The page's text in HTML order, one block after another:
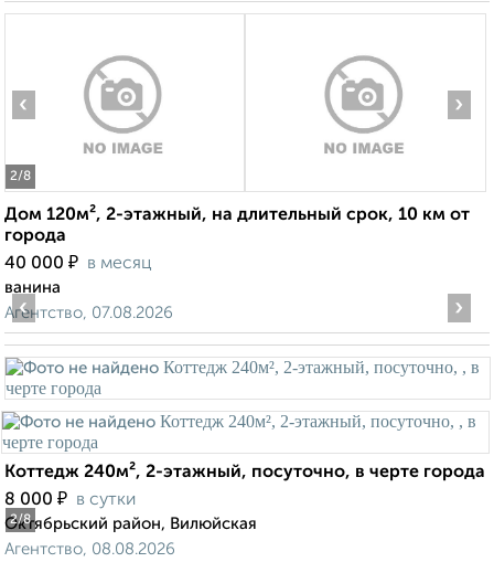
2/8
‹ ›
Дом 120м², 2-этажный, на длительный срок, 10 км от
города
40 000 ₽ в месяц
ванина
Агентство, 07.08.2026
2/8
‹ ›
Коттедж 240м², 2-этажный, посуточно, в черте города
8 000 ₽ в сутки
Октябрьский район, Вилюйская
Агентство, 08.08.2026